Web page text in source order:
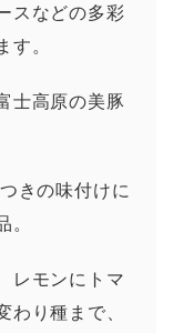
スなどの多彩
。
士高原の美豚
きの味付けに
レモンにトマ
わり種まで、